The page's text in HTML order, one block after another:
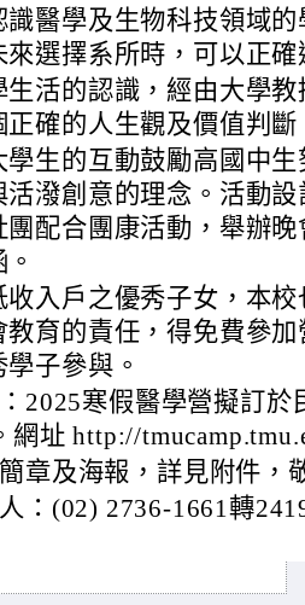
識醫學及生物科技領域
來選擇系所時，可以正
生活的認識，經由大學
正確的人生觀及價值判斷
學生的互動鼓勵高國中
活潑創意的理念。活動
團配合團康活動，舉辦
收入戶之優秀子女，本
教育的責任，得免費參
學子參與。
2025寒假醫學營擬訂於
網址 http://
章及海報，詳見附件，
：(02) 2736-1661轉